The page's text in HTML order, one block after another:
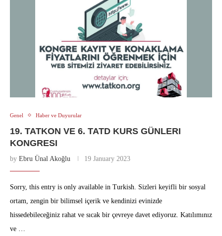
Genel Haber ve Duyurular
19. TATKON VE 6. TATD KURS GÜNLERI
KONGRESI
by Ebru Ünal Akoğlu 19 January 2023
Sorry, this entry is only available in Turkish. Sizleri keyifli bir sosyal
ortam, zengin bir bilimsel içerik ve kendinizi evinizde
hissedebileceğiniz rahat ve sıcak bir çevreye davet ediyoruz. Katılımınız
ve …